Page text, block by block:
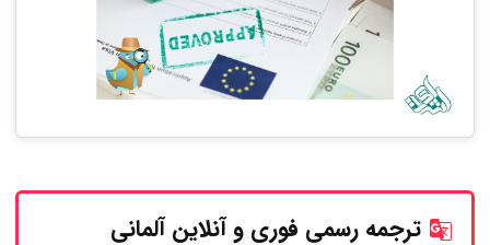
ترجمه رسمی فوری و آنلاینآلمانی